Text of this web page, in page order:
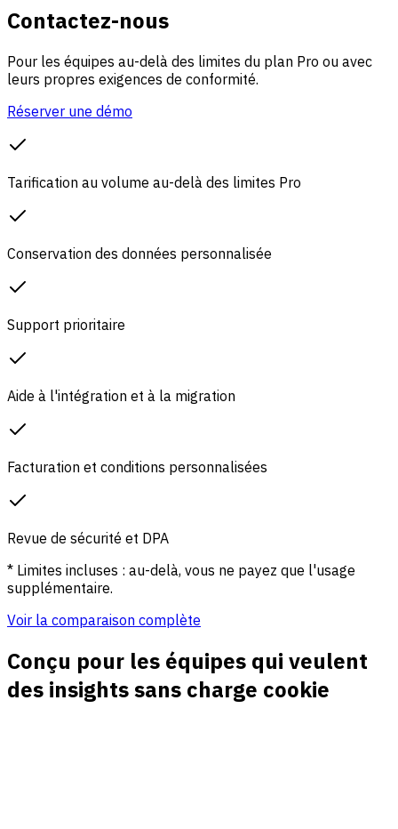
Contactez-nous
Pour les équipes au-delà des limites du plan Pro ou avec
leurs propres exigences de conformité.
Réserver une démo
Tarification au volume au-delà des limites Pro
Conservation des données personnalisée
Support prioritaire
Aide à l'intégration et à la migration
Facturation et conditions personnalisées
Revue de sécurité et DPA
* Limites incluses : au-delà, vous ne payez que l'usage
supplémentaire.
Voir la comparaison complète
Conçu pour les équipes qui veulent
des insights sans charge cookie
Reporting trafic propre